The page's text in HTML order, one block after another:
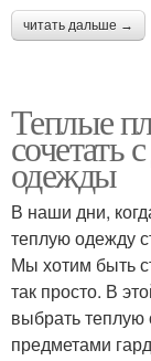
читать дальше →
Теплые
сочетать
одежды
В наши дни,
теплую одежду
Мы хотим быть
так просто. В
выбрать теплую
предметами